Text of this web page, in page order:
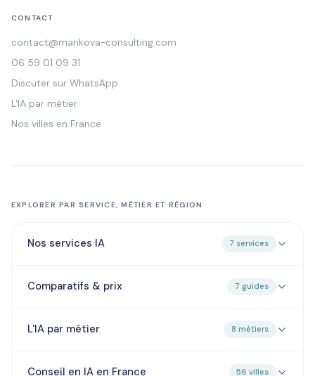
CONTACT
contact@mankova-consulting.com
06 59 01 09 31
Discuter sur WhatsApp
L'IA par métier
Nos villes en France
EXPLORER PAR SERVICE, MÉTIER ET RÉGION
Nos services IA 7 services
Comparatifs & prix 7 guides
L'IA par métier 8 métiers
Conseil en IA en France 56 villes